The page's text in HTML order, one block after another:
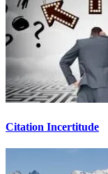
Citation Incertitude